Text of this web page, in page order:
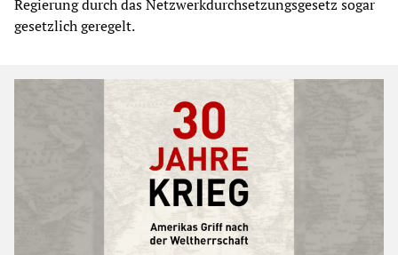
Regierung durch das Netzwerkdurchsetzungsgesetz sogar
gesetzlich geregelt.